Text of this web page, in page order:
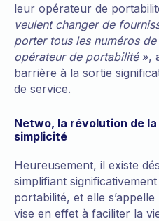
leur opérateur de
veulent changer de
porter tous les numéros
opérateur de portabilité»,
barrière à la sortie
de service.
Netwo, la révolution de
simplicité
Heureusement, il existe
simplifiant
portabilité, et elle
vise en effet à faciliter la